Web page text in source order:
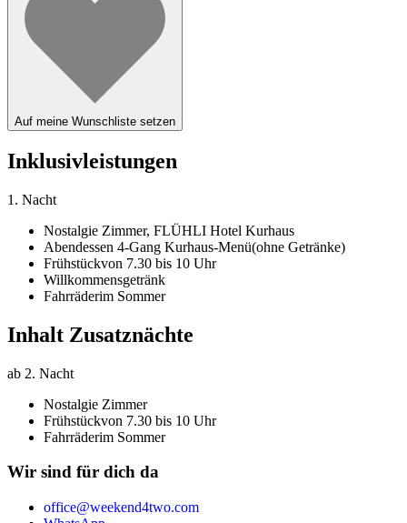
Auf meine Wunschliste setzen
Inklusivleistungen
1. Nacht
Nostalgie Zimmer, FLÜHLI Hotel Kurhaus
Abendessen 4-Gang Kurhaus-Menü(ohne Getränke)
Frühstückvon 7.30 bis 10 Uhr
Willkommensgetränk
Fahrräderim Sommer
Inhalt Zusatznächte
ab 2. Nacht
Nostalgie Zimmer
Frühstückvon 7.30 bis 10 Uhr
Fahrräderim Sommer
Wir sind für dich da
office@weekend4two.com